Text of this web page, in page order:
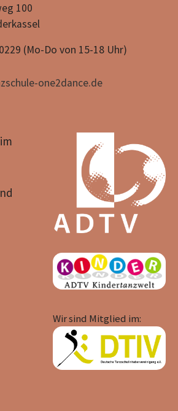
100
(Mo-Do von 15-18 Uhr)
one2dance.de
Wir sind Mitglied im: